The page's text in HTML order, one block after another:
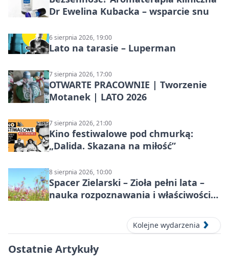
Dr Ewelina Kubacka – wsparcie snu
6 sierpnia 2026, 19:00
Lato na tarasie – Luperman
7 sierpnia 2026, 17:00
OTWARTE PRACOWNIE | Tworzenie
Motanek | LATO 2026
7 sierpnia 2026, 21:00
Kino festiwalowe pod chmurką:
„Dalida. Skazana na miłość”
8 sierpnia 2026, 10:00
Spacer Zielarski – Zioła pełni lata –
nauka rozpoznawania i właściwości
Kolejne wydarzenia
Ostatnie Artykuły